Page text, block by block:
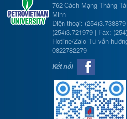
762 Cách Mạng Tháng
Minh
Điện thoại:
(254)3.721979 | Fax:
Hotline/Zalo Tư vấn
0822782279
Kết nối